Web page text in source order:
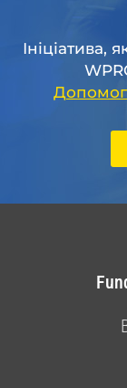
Ініціатива,